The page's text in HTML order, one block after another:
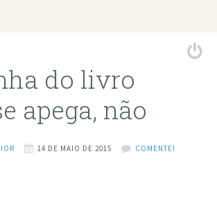
do livro
apega, não
14 DE MAIO DE 2015
COMENTE!